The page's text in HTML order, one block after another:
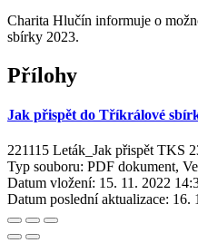
Charita Hlučín informuje o
sbírky 2023.
Přílohy
Jak přispět do Tříkrálové
221115 Leták_Jak přispět TKS
Typ souboru: PDF dokument,
Datum vložení: 15. 11. 2022
Datum poslední aktualizace: 16.